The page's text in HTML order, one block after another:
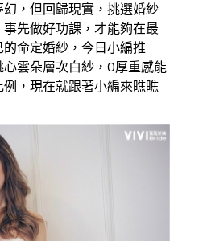
，但回歸現實，挑選婚紗
先做好功課，才能夠在最
命定婚紗，今日小編推
雲朵層次白紗，0厚重感能
，現在就跟著小編來瞧瞧